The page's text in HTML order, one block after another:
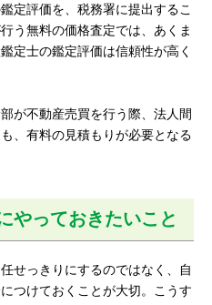
定評価を、税務署に提出するこ
う無料の価格査定では、あくま
定士の鑑定評価は信頼性が高く
が不動産売買を行う際、法人間
、有料の見積もりが必要となる
やっておきたいこと
せっきりにするのではなく、自
つけておくことが大切。こうす